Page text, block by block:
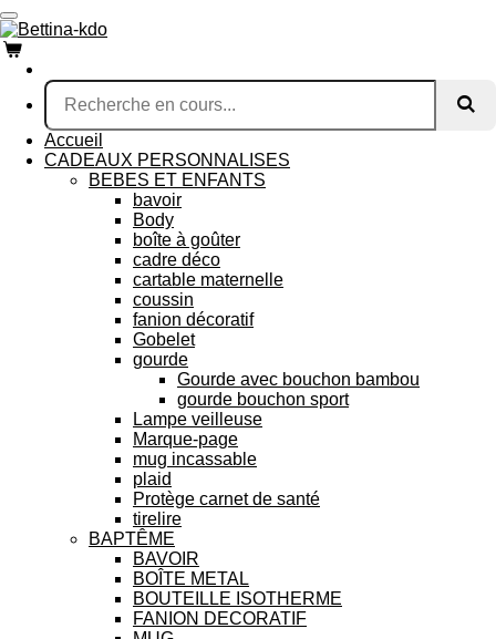
Passer
au
contenu
principal
Accueil
CADEAUX PERSONNALISES
BEBES ET ENFANTS
bavoir
Body
boîte à goûter
cadre déco
cartable maternelle
coussin
fanion décoratif
Gobelet
gourde
Gourde avec bouchon bambou
gourde bouchon sport
Lampe veilleuse
Marque-page
mug incassable
plaid
Protège carnet de santé
tirelire
BAPTÊME
BAVOIR
BOÎTE METAL
BOUTEILLE ISOTHERME
FANION DECORATIF